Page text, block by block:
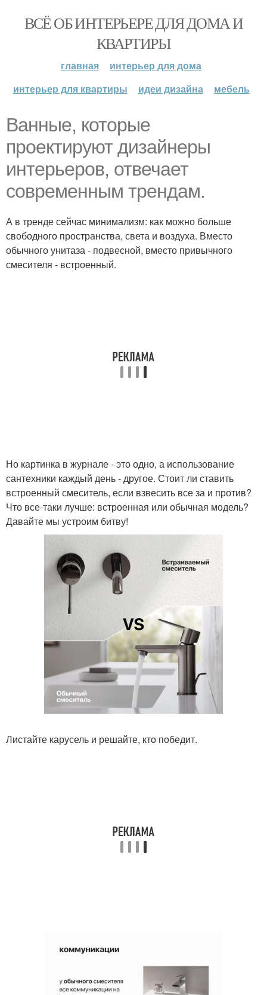
ВСЁ ОБ ИНТЕРЬЕРЕ ДЛЯ ДОМА И
КВАРТИРЫ
главная
интерьер для дома
интерьер для квартиры
идеи дизайна мебель
Ванные, которые
проектируют дизайнеры
интерьеров, отвечает
современным трендам.
А в тренде сейчас минимализм: как можно больше
свободного пространства, света и воздуха. Вместо
обычного унитаза - подвесной, вместо привычного
смесителя - встроенный.
Но картинка в журнале - это одно, а использование
сантехники каждый день - другое. Стоит ли ставить
встроенный смеситель, если взвесить все за и против?
Что все-таки лучше: встроенная или обычная модель?
Давайте мы устроим битву!
Листайте карусель и решайте, кто победит.